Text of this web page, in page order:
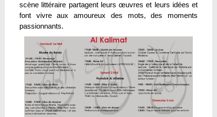
scène littéraire partagent leurs œuvres et leurs idées et
font vivre aux amoureux des mots, des moments
passionnants.